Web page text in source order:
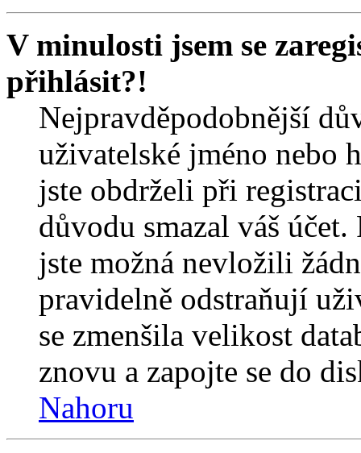
V minulosti jsem se
přihlásit?!
Nejpravděpodobnější
uživatelské jméno nebo
jste obdrželi při
důvodu smazal váš
jste možná nevložili
pravidelně odstraňují
se zmenšila velikost
znovu a zapojte se do
Nahoru